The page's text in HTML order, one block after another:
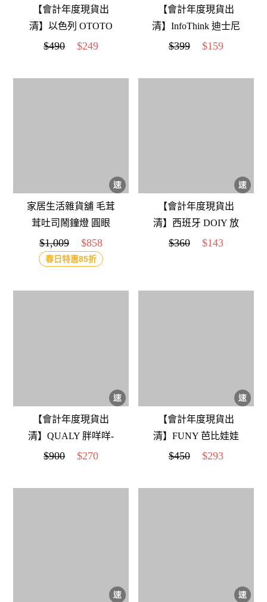
【會計年度現貨出
清】以色列 OTOTO
旅行時光行李吊牌- 紅
$490 $249
【會計年度現貨出
清】InfoThink 迪士尼
跳高高燈/小熊維尼款
$399 $159
家居生活雜貨舖 毛茸
茸吐司鬧鐘燈 圓眼
$1,009 $858
春日特惠85折
【會計年度現貨出
清】西班牙 DOIY 放
大鑰匙圈 彩虹
$360 $143
【會計年度現貨出
清】QUALY 胖咩咩-
置物盒 (透明黑)
$900 $270
【會計年度現貨出
清】FUNY 芭比娃娃
手提潮包
$450 $293